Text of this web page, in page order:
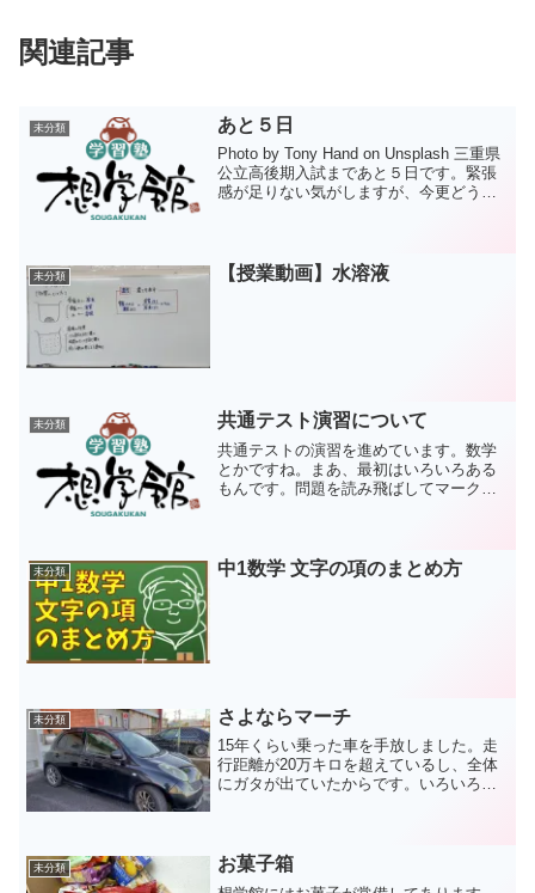
関連記事
未分類 あと５日
Photo by Tony Hand on Unsplash 三重県
公立高後期入試まであと５日です。緊張
感が足りない気がしますが、今更どうこ
未分類 【授業動画】水溶液
未分類 共通テスト演習について
共通テストの演習を進めています。数学
とかですね。まあ、最初はいろいろある
もんです。問題を読み飛ばしてマークが
ないです。でも、同じミスは...
未分類 中1数学 文字の項のまとめ方
未分類 さよならマーチ
15年くらい乗った車を手放しました。走
行距離が20万キロを超えているし、全体
にガタが出ていたからです。いろいろと
動すれば良いだけです...
未分類 お菓子箱